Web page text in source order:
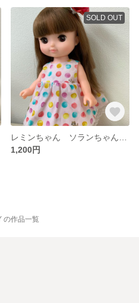
SOLD OUT
1,200円
の作品一覧